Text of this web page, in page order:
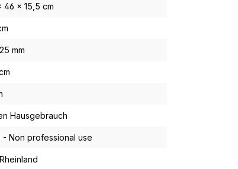
46 x 15,5 cm
mm
Hausgebrauch
- Non professional use